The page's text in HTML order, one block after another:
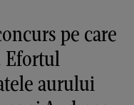
pe care
Efortul
aurului